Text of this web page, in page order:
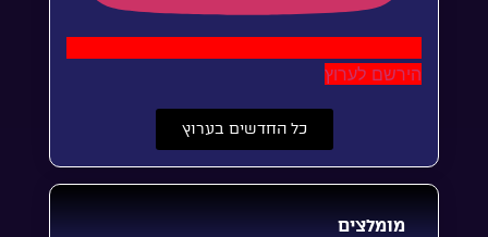
הירשם לערוץ
כל החדשים בערוץ
מומלצים